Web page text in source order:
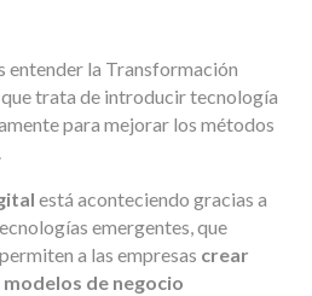
entender la Transformación
trata de introducir tecnología
para mejorar los métodos
está aconteciendo gracias a
emergentes, que
a las empresas crear
de negocio